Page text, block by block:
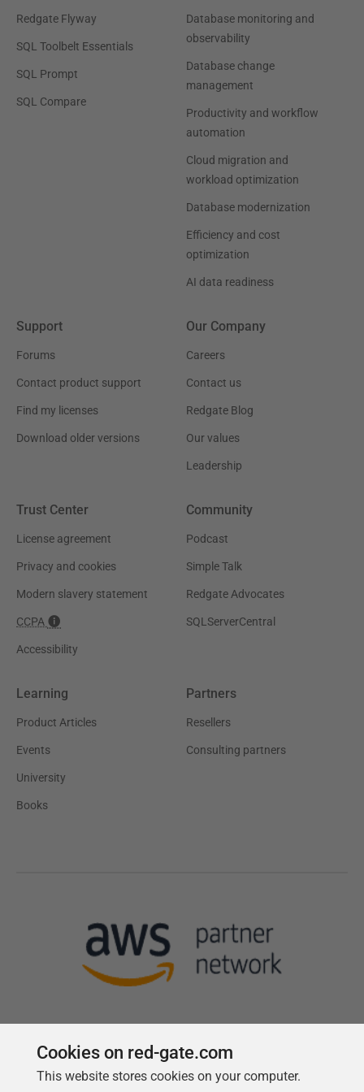
Redgate Flyway
SQL Toolbelt Essentials
SQL Prompt
SQL Compare
Database monitoring and
observability
Database change
management
Productivity and workflow
automation
Cloud migration and
workload optimization
Database modernization
Efficiency and cost
optimization
AI data readiness
Support
Forums
Contact product support
Find my licenses
Download older versions
Our Company
Careers
Contact us
Redgate Blog
Our values
Leadership
Trust Center
License agreement
Privacy and cookies
Modern slavery statement
CCPA
Accessibility
Community
Podcast
Simple Talk
Redgate Advocates
SQLServerCentral
Learning
Product Articles
Events
University
Books
Partners
Resellers
Consulting partners
Follow us
Cookies on red-gate.com
This website stores cookies on your computer.